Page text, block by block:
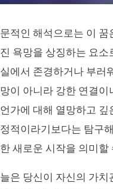
적인 해석으로는 이
욕망을 상징하는 요
에서 존경하거나 부러
이 아니라 강한 연결
가에 대해 열망하고
적이라기보다는 탐구
새로운 시작을 의미할
은 당신이 자신의 가